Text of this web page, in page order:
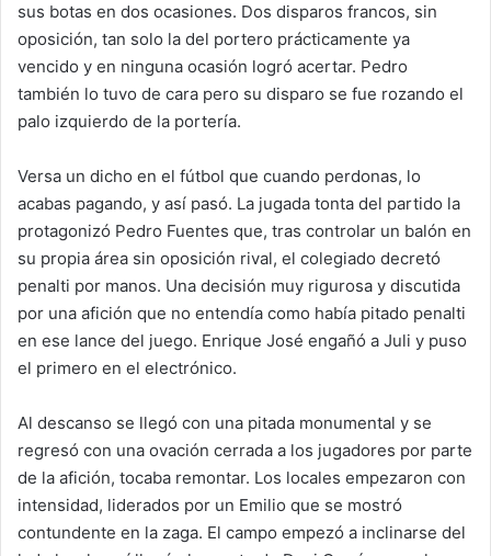
sus botas en dos ocasiones. Dos disparos francos, sin
oposición, tan solo la del portero prácticamente ya
vencido y en ninguna ocasión logró acertar. Pedro
también lo tuvo de cara pero su disparo se fue rozando el
palo izquierdo de la portería.
Versa un dicho en el fútbol que cuando perdonas, lo
acabas pagando, y así pasó. La jugada tonta del partido la
protagonizó Pedro Fuentes que, tras controlar un balón en
su propia área sin oposición rival, el colegiado decretó
penalti por manos. Una decisión muy rigurosa y discutida
por una afición que no entendía como había pitado penalti
en ese lance del juego. Enrique José engañó a Juli y puso
el primero en el electrónico.
Al descanso se llegó con una pitada monumental y se
regresó con una ovación cerrada a los jugadores por parte
de la afición, tocaba remontar. Los locales empezaron con
intensidad, liderados por un Emilio que se mostró
contundente en la zaga. El campo empezó a inclinarse del